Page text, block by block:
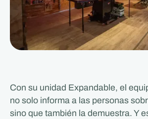
Con su unidad Expandable, el
no solo informa a las personas
sino que también la demuestra. Y